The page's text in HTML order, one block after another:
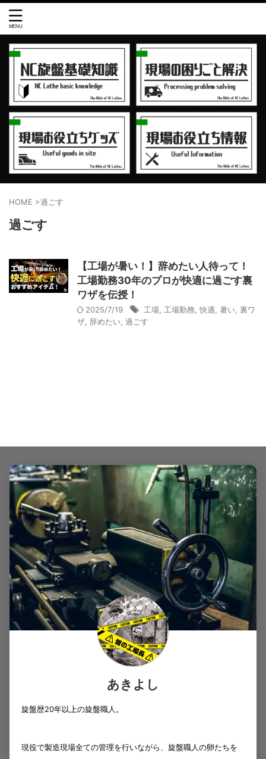
HOME >過ごす
過ごす
【工場が暑い！】辞めたい人待って！
工場勤務30年のプロが快適に過ごす裏
ワザを伝授！
2025/7/19 工場, 工場勤務, 快適, 暑い, 裏ワ
ザ, 辞めたい, 過ごす
あきよし
旋盤歴20年以上の旋盤職人。
現役で製造現場全ての管理を行いながら、旋盤職人の卵たちを